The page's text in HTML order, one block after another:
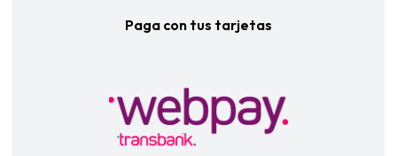
Paga con tus tarjetas